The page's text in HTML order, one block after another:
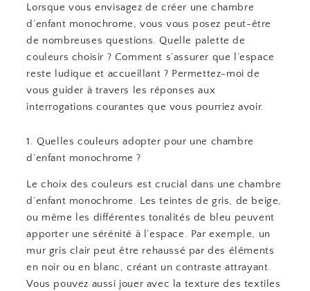
Lorsque vous envisagez de créer une chambre
d’enfant monochrome, vous vous posez peut-être
de nombreuses questions. Quelle palette de
couleurs choisir ? Comment s’assurer que l’espace
reste ludique et accueillant ? Permettez-moi de
vous guider à travers les réponses aux
interrogations courantes que vous pourriez avoir.
1. Quelles couleurs adopter pour une chambre
d’enfant monochrome ?
Le choix des couleurs est crucial dans une chambre
d’enfant monochrome. Les teintes de gris, de beige,
ou même les différentes tonalités de bleu peuvent
apporter une sérénité à l’espace. Par exemple, un
mur gris clair peut être rehaussé par des éléments
en noir ou en blanc, créant un contraste attrayant.
Vous pouvez aussi jouer avec la texture des textiles